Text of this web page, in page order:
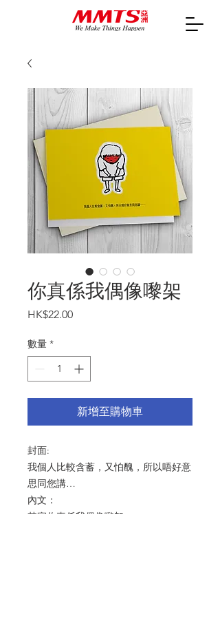
你真係我偶像嚟架
HK$22.00價
數量 *
新增至購物車
封面:
我個人比較含蓄，又怕醜，所以唔好意
思同您講…
內文：
其實你真係我偶像嚟架